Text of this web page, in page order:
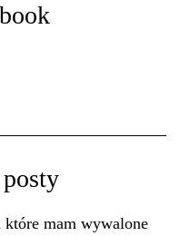
które mam wywalone